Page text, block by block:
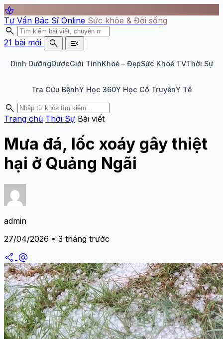
spa
Tư Vấn Bác Sĩ Online Sức khỏe & Đời sống
search
21 bài mới search menu_open
Dinh DưỡngDượcGiới TínhKhoẻ – ĐẹpSức Khoẻ TVThời Sự
Tra Cứu BệnhY Học 360Y Học Cổ TruyềnY Tế
search
Trang chủ Thời Sự Bài viết
Mưa đá, lốc xoáy gây thiệt
hại ở Quảng Ngãi
admin
27/04/2026 • 3 tháng trước
share alternate_email